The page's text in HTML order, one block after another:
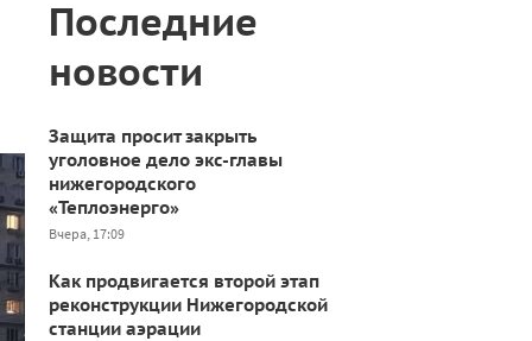
Последние
новости
Защита просит закрыть
уголовное дело экс-главы
нижегородского
«Теплоэнерго»
Вчера, 17:09
Как продвигается второй этап
реконструкции Нижегородской
станции аэрации